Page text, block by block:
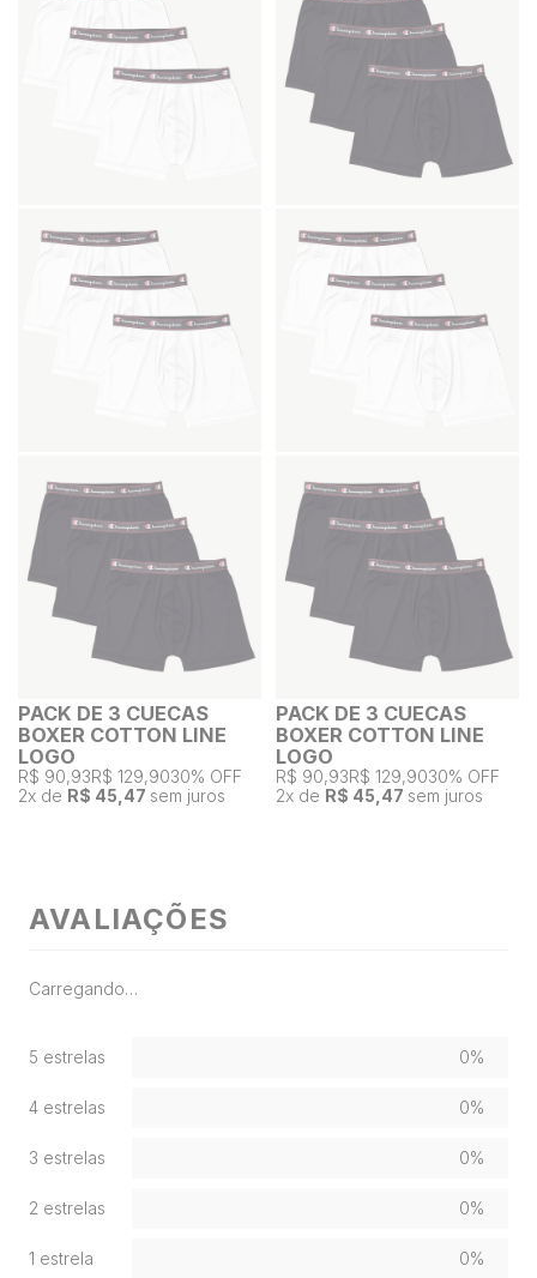
PACK DE 3 CUECAS
BOXER COTTON LINE
LOGO
R$ 90,93R$ 129,9030% OFF
2x de R$ 45,47 sem juros
PACK DE 3 CUECAS
BOXER COTTON LINE
LOGO
R$ 90,93R$ 129,9030% OFF
2x de R$ 45,47 sem juros
AVALIAÇÕES
Carregando…
5 estrelas 0%
4 estrelas 0%
3 estrelas 0%
2 estrelas 0%
1 estrela 0%